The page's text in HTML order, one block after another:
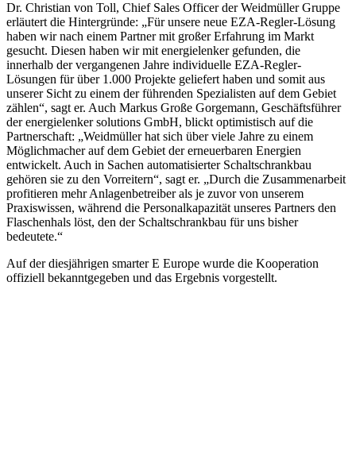
Dr. Christian von Toll, Chief Sales Officer der Weidmüller Gruppe
erläutert die Hintergründe: „Für unsere neue EZA-Regler-Lösung
haben wir nach einem Partner mit großer Erfahrung im Markt
gesucht. Diesen haben wir mit energielenker gefunden, die
innerhalb der vergangenen Jahre individuelle EZA-Regler-
Lösungen für über 1.000 Projekte geliefert haben und somit aus
unserer Sicht zu einem der führenden Spezialisten auf dem Gebiet
zählen“, sagt er. Auch Markus Große Gorgemann, Geschäftsführer
der energielenker solutions GmbH, blickt optimistisch auf die
Partnerschaft: „Weidmüller hat sich über viele Jahre zu einem
Möglichmacher auf dem Gebiet der erneuerbaren Energien
entwickelt. Auch in Sachen automatisierter Schaltschrankbau
gehören sie zu den Vorreitern“, sagt er. „Durch die Zusammenarbeit
profitieren mehr Anlagenbetreiber als je zuvor von unserem
Praxiswissen, während die Personalkapazität unseres Partners den
Flaschenhals löst, den der Schaltschrankbau für uns bisher
bedeutete.“
Auf der diesjährigen smarter E Europe wurde die Kooperation
offiziell bekanntgegeben und das Ergebnis vorgestellt.